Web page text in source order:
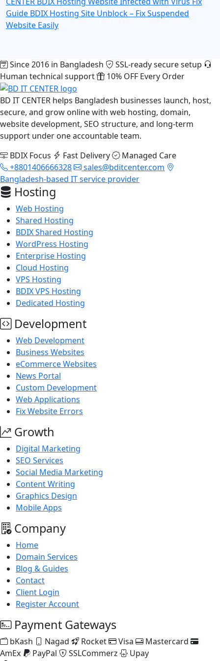
Guide BDIX Hosting Site Unblock – Fix Suspended
Website Easily
Since 2016 in Bangladesh
SSL-ready secure setup
Human technical support
10% OFF Every Order
BD IT CENTER helps Bangladesh businesses launch, host,
secure, and grow online with web hosting, domain,
website development, SEO structure, and long-term
support under one accountable team.
BDIX Focus
Fast Delivery
Managed Care
+8801406666328
sales@bditcenter.com
Bangladesh-based IT service provider
Hosting
Web Hosting
Shared Hosting
BDIX Shared Hosting
WordPress Hosting
Enterprise Hosting
Cloud Hosting
VPS Hosting
BDIX VPS Hosting
Dedicated Hosting
Development
Web Development
Business Websites
eCommerce Websites
News Portal
Custom Development
Web Applications
Fix Website Errors
Growth
Digital Marketing
SEO Services
Social Media Marketing
Content Writing
Graphics Design
Mobile Apps
Company
Home
Domain Services
Blog & Guides
Contact
Client Login
Register Account
Payment Gateways
bKash Nagad Rocket Visa
Mastercard
AmEx
PayPal SSLCommerz Upay